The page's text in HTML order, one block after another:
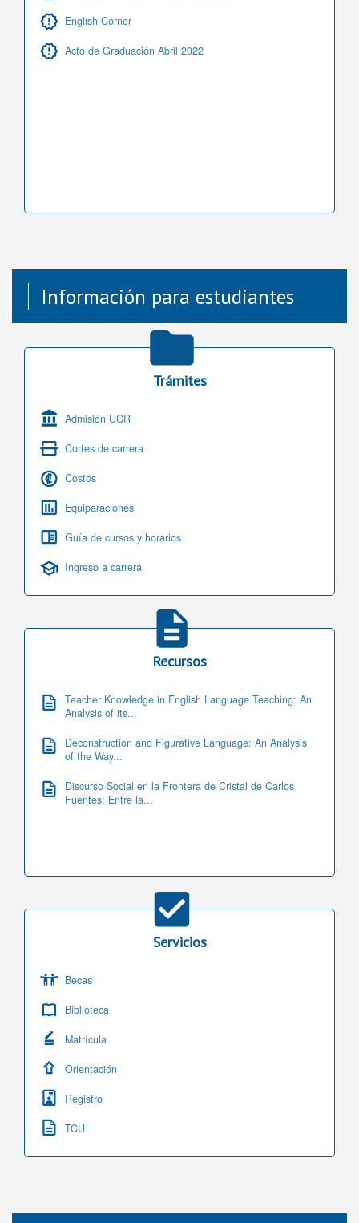
English Corner
Acto de Graduación Abril 2022
Información para estudiantes
Trámites
Admisión UCR
Cortes de carrera
Costos
Equiparaciones
Guía de cursos y horarios
Ingreso a carrera
Recursos
Teacher Knowledge in English Language Teaching: An
Analysis of its...
Deconstruction and Figurative Language: An Analysis
of the Way...
Discurso Social en la Frontera de Cristal de Carlos
Fuentes: Entre la...
Servicios
Becas
Biblioteca
Matrícula
Orientación
Registro
TCU